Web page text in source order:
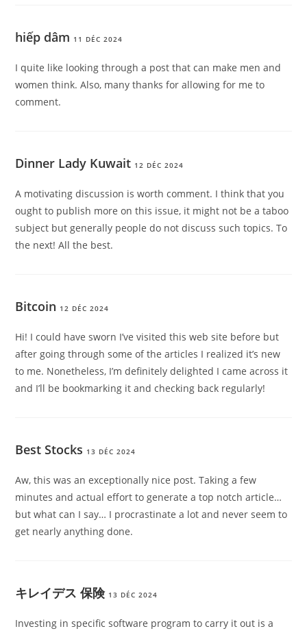
hiếp dâm 11 DÉC 2024
I quite like looking through a post that can make men and
women think. Also, many thanks for allowing for me to
comment.
Dinner Lady Kuwait 12 DÉC 2024
A motivating discussion is worth comment. I think that you
ought to publish more on this issue, it might not be a taboo
subject but generally people do not discuss such topics. To
the next! All the best.
Bitcoin 12 DÉC 2024
Hi! I could have sworn I’ve visited this web site before but
after going through some of the articles I realized it’s new
to me. Nonetheless, I’m definitely delighted I came across it
and I’ll be bookmarking it and checking back regularly!
Best Stocks 13 DÉC 2024
Aw, this was an exceptionally nice post. Taking a few
minutes and actual effort to generate a top notch article…
but what can I say… I procrastinate a lot and never seem to
get nearly anything done.
キレイデス 保険 13 DÉC 2024
Investing in specific software program to carry it out is a